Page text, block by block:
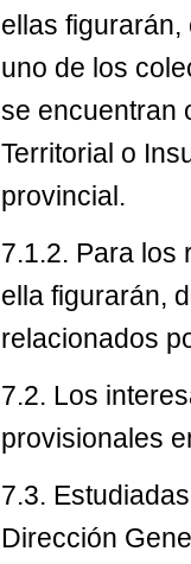
ellas
uno de los
se encuentran
Territorial o
provincial.
7.1.2. Para los
ella figurarán,
relacionados
7.2. Los
provisionales
7.3.
Dirección